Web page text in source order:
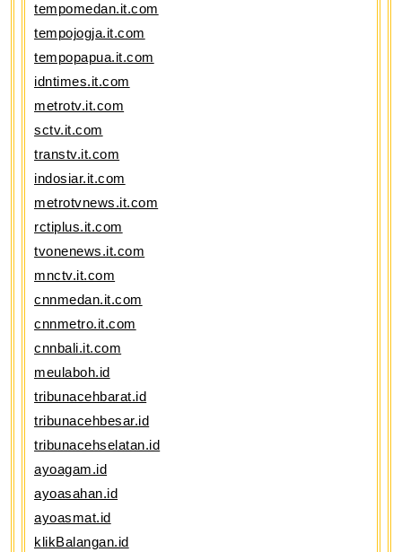
tempomedan.it.com
tempojogja.it.com
tempopapua.it.com
idntimes.it.com
metrotv.it.com
sctv.it.com
transtv.it.com
indosiar.it.com
metrotvnews.it.com
rctiplus.it.com
tvonenews.it.com
mnctv.it.com
cnnmedan.it.com
cnnmetro.it.com
cnnbali.it.com
meulaboh.id
tribunacehbarat.id
tribunacehbesar.id
tribunacehselatan.id
ayoagam.id
ayoasahan.id
ayoasmat.id
klikBalangan.id